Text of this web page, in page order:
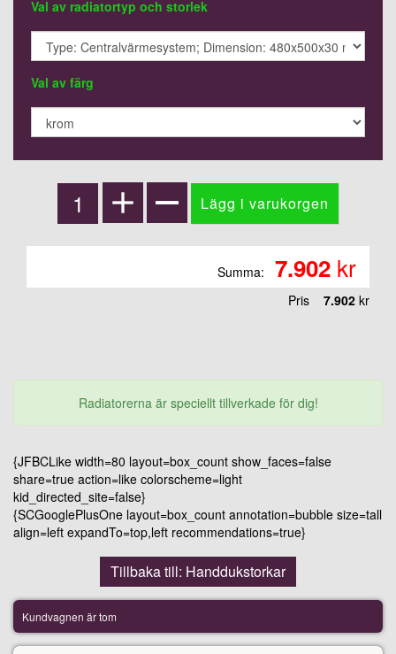
Val av radiatortyp och storlek
Val av färg
Summa: 7.902 kr
Pris 7.902 kr
Radiatorerna är speciellt tillverkade för dig!
{JFBCLike width=80 layout=box_count show_faces=false
share=true action=like colorscheme=light
kid_directed_site=false}
{SCGooglePlusOne layout=box_count annotation=bubble size=tall
align=left expandTo=top,left recommendations=true}
Tillbaka till: Handdukstorkar
Kundvagnen är tom